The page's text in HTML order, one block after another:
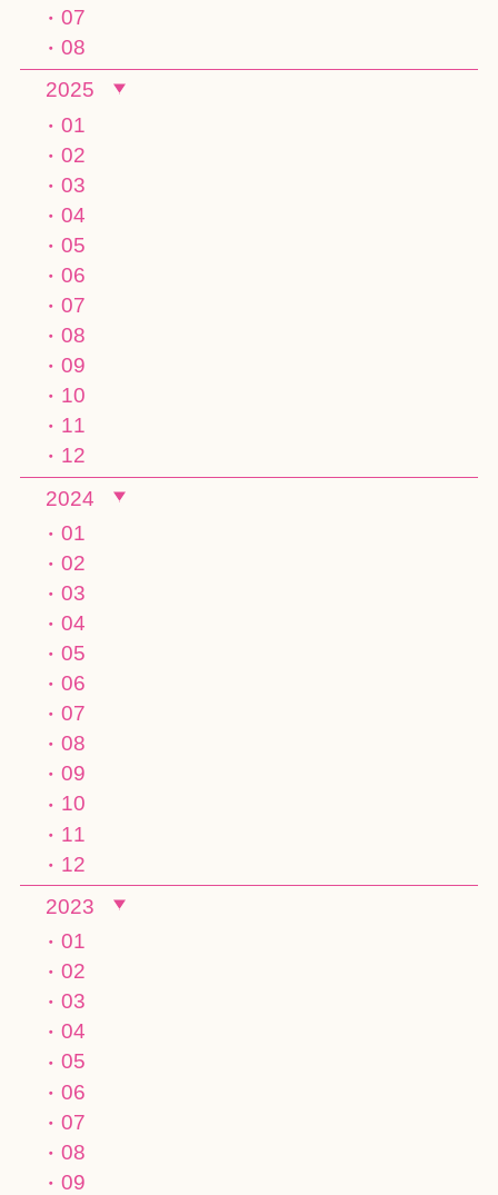
07
08
2025
01
02
03
04
05
06
07
08
09
10
11
12
2024
01
02
03
04
05
06
07
08
09
10
11
12
2023
01
02
03
04
05
06
07
08
09